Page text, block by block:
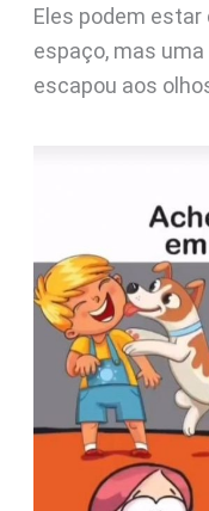
Eles podem
espaço, mas
escapou aos